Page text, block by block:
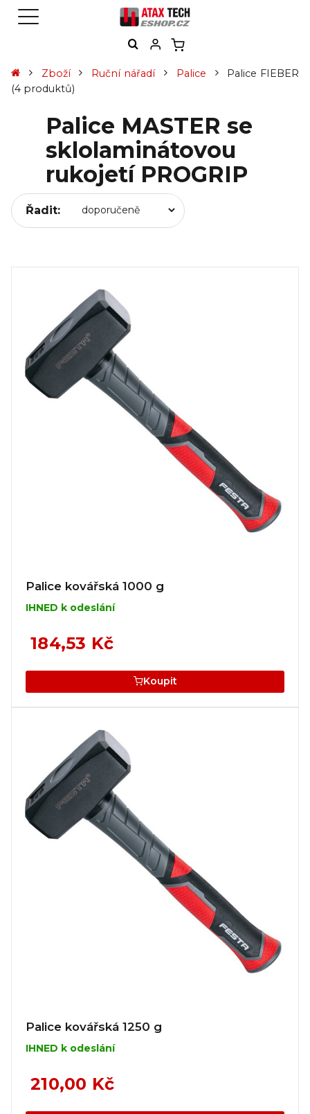
Zboží Ruční nářadí Palice
Palice FIEBER
(4 produktů)
Palice MASTER se
sklolaminátovou
rukojetí PROGRIP
Řadit:
Palice kovářská 1000 g
IHNED k odeslání
184,53 Kč
Koupit
Palice kovářská 1250 g
IHNED k odeslání
210,00 Kč